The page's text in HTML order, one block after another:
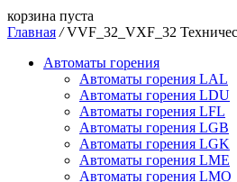
корзина пуста
Главная / VVF_32_VXF_32
Автоматы горения
Автоматы горения LAL
Автоматы горения LDU
Автоматы горения LFL
Автоматы горения LGB
Автоматы горения LGK
Автоматы горения LME
Автоматы горения LMO